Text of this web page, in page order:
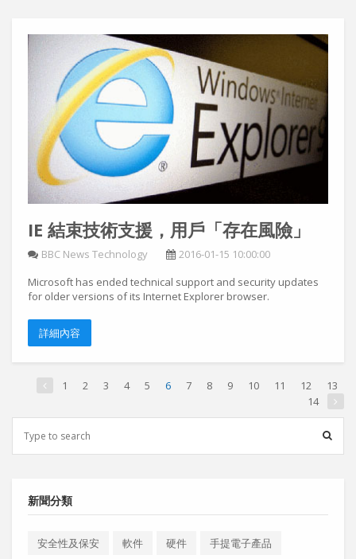
IE 結束技術支援，用戶「存在風險」
BBC News Technology
2016-01-15 10:00:00
Microsoft has ended technical support and security updates
for older versions of its Internet Explorer browser.
詳細內容
1 2 3 4 5 6 7 8 9 10 11 12
13
14
新聞分類
安全性及保安 軟件 硬件
手提電子產品